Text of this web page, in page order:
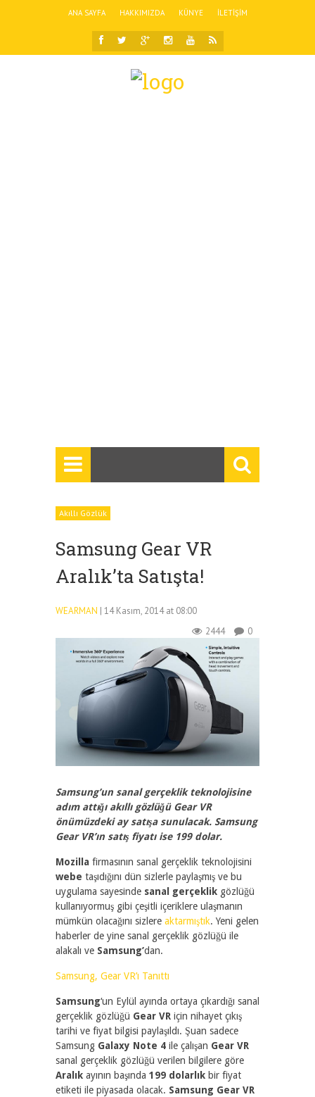
ANA SAYFA HAKKIMIZDA KÜNYE İLETIŞIM
Akıllı Gözlük
Samsung Gear VR
Aralık’ta Satışta!
WEARMAN | 14 Kasım, 2014 at 08:00
2444
0
Samsung’un sanal gerçeklik teknolojisine
adım attığı akıllı gözlüğü Gear VR
önümüzdeki ay satışa sunulacak. Samsung
Gear VR’ın satış fiyatı ise 199 dolar.
Mozilla firmasının sanal gerçeklik teknolojisini
webe taşıdığını dün sizlerle paylaşmış ve bu
uygulama sayesinde sanal gerçeklik gözlüğü
kullanıyormuş gibi çeşitli içeriklere ulaşmanın
mümkün olacağını sizlere aktarmıştık. Yeni gelen
haberler de yine sanal gerçeklik gözlüğü ile
alakalı ve Samsung’dan.
Samsung, Gear VR’ı Tanıttı
Samsung‘un Eylül ayında ortaya çıkardığı sanal
gerçeklik gözlüğü Gear VR için nihayet çıkış
tarihi ve fiyat bilgisi paylaşıldı. Şuan sadece
Samsung Galaxy Note 4 ile çalışan Gear VR
sanal gerçeklik gözlüğü verilen bilgilere göre
Aralık ayının başında 199 dolarlık bir fiyat
etiketi ile piyasada olacak. Samsung Gear VR